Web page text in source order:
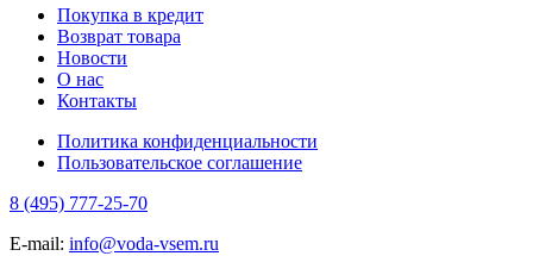
Покупка в кредит
Возврат товара
Новости
О нас
Контакты
Политика конфиденциальности
Пользовательское соглашение
8 (495) 777-25-70
E-mail: info@voda-vsem.ru